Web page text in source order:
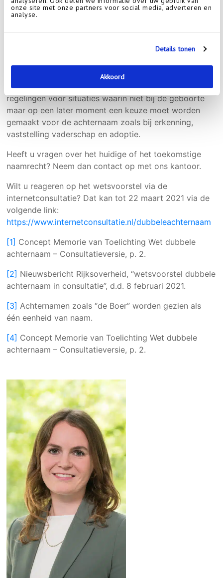
onze site met onze partners voor social media, adverteren en
analyse.
Details tonen
Akkoord
De ouders “Cohen Rodrigues” en “Peters” kunnen
ervoor kiezen om hun kind één van de volgende namen
te geven: “Cohen Rodrigues”, “Peters”, “Cohen
uitgangspunten van het wetsvoorstel weer. Het
wetvoorstel bevat ook dezelfde en/of aanvullende
regelingen voor situaties waarin niet bij de geboorte
maar op een later moment een keuze moet worden
gemaakt voor de achternaam zoals bij erkenning,
vaststelling vaderschap en adoptie.
Heeft u vragen over het huidige of het toekomstige
naamrecht? Neem dan contact op met ons kantoor.
Wilt u reageren op het wetsvoorstel via de
internetconsultatie? Dat kan tot 22 maart 2021 via de
volgende link:
https://www.internetconsultatie.nl/dubbeleachternaam
[1] Concept Memorie van Toelichting Wet dubbele
achternaam – Consultatieversie, p. 2.
[2] Nieuwsbericht Rijksoverheid, “wetsvoorstel dubbele
achternaam in consultatie”, d.d. 8 februari 2021.
[3] Achternamen zoals “de Boer” worden gezien als
één eenheid van naam.
[4] Concept Memorie van Toelichting Wet dubbele
achternaam – Consultatieversie, p. 2.